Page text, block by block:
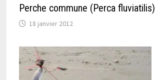
Perche commune (Perca fluviatilis)
18 janvier 2012